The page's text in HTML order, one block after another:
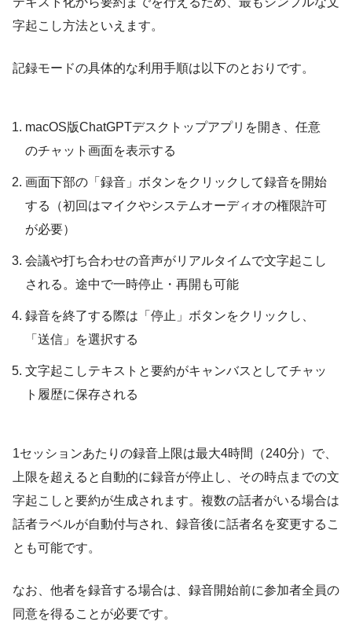
字起こし方法といえます。
記録モードの具体的な利用手順は以下のとおりです。
macOS版ChatGPTデスクトップアプリを開き、任意
のチャット画面を表示する
画面下部の「録音」ボタンをクリックして録音を開始
する（初回はマイクやシステムオーディオの権限許可
が必要）
会議や打ち合わせの音声がリアルタイムで文字起こし
される。途中で一時停止・再開も可能
録音を終了する際は「停止」ボタンをクリックし、
「送信」を選択する
文字起こしテキストと要約がキャンバスとしてチャッ
ト履歴に保存される
1セッションあたりの録音上限は最大4時間（240分）で、
上限を超えると自動的に録音が停止し、その時点までの文
字起こしと要約が生成されます。複数の話者がいる場合は
話者ラベルが自動付与され、録音後に話者名を変更するこ
とも可能です。
なお、他者を録音する場合は、録音開始前に参加者全員の
同意を得ることが必要です。